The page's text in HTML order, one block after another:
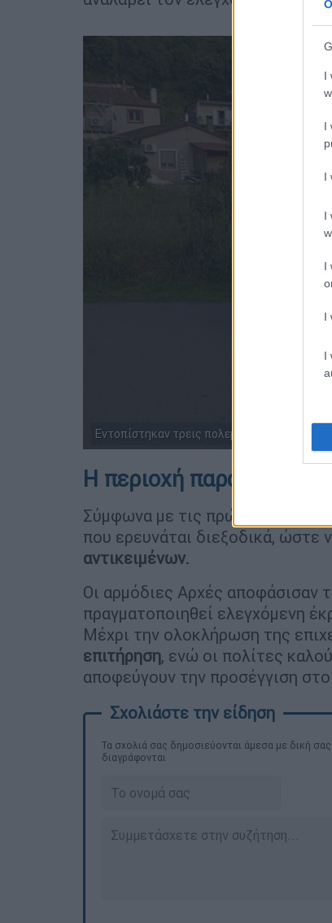
I
I
I
I
I
I
I
Εντοπίστηκαν τρεις πολεμικές ρουκέτες
Η περιοχή παραμένει
Σύμφωνα με τις πρώτες
που ερευνάται διεξοδικά, ώστε
αντικειμένων.
Οι αρμόδιες Αρχές αποφάσισαν
πραγματοποιηθεί ελεγχόμενη
Μέχρι την ολοκλήρωση της
επιτήρηση, ενώ οι πολίτες
αποφεύγουν την προσέγγιση στο
Τα σχολιά σας δημοσιεύονται άμεσα με δική
διαγράφονται